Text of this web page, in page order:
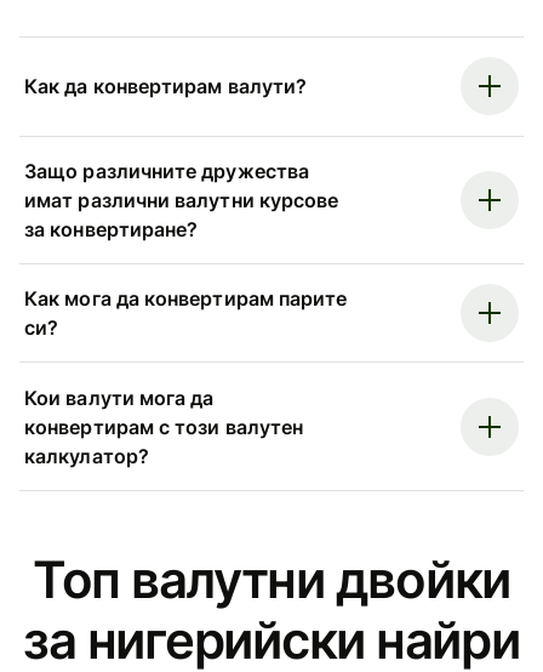
Как да конвертирам валути?
Защо различните дружества
имат различни валутни курсове
за конвертиране?
Как мога да конвертирам парите
си?
Кои валути мога да
конвертирам с този валутен
калкулатор?
Топ валутни двойки
за нигерийски найри